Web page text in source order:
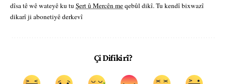
dîsa tê wê wateyê ku tu Şert û Mercên meqebûl dikî. Tu kendî bixwazî
dikarî ji abonetiyê derkevî
Çi Difikirî?